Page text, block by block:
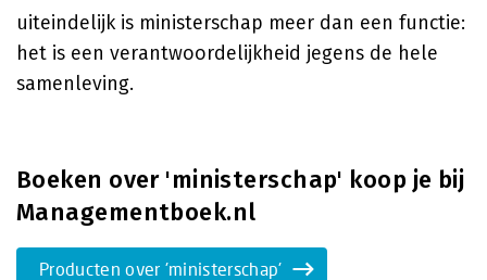
uiteindelijk is ministerschap meer dan een functie:
het is een verantwoordelijkheid jegens de hele
samenleving.
Boeken over 'ministerschap' koop je bij
Managementboek.nl
Producten over 'ministerschap'